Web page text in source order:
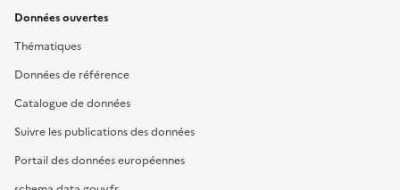
Données ouvertes
Thématiques
Données de référence
Catalogue de données
Suivre les publications des données
Portail des données européennes